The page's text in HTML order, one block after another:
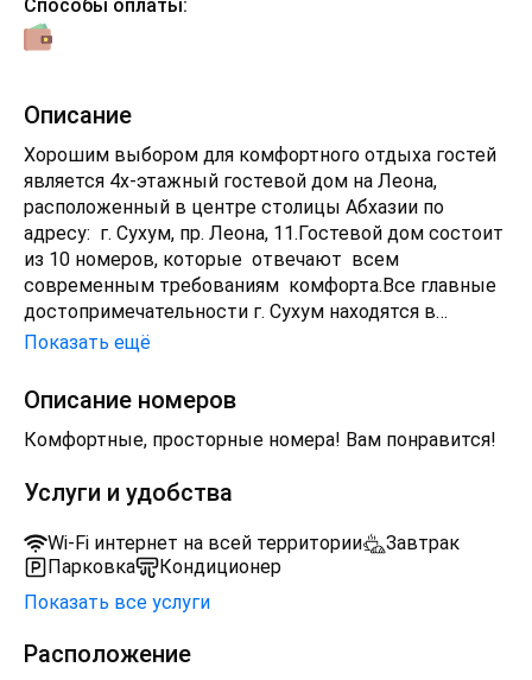
Способы оплаты:
Описание
Хорошим выбором для комфортного отдыха гостей
является 4х-этажный гостевой дом на Леона,
расположенный в центре столицы Абхазии по
адресу: г. Сухум, пр. Леона, 11.Гостевой дом состоит
из 10 номеров, которые отвечают всем
современным требованиям комфорта.Все главные
достопримечательности г. Сухум находятся в
шаговой доступности от гостевого дома. А также, в
рестораны, кафе, столовые, традиционные
абхазские апацхи, где гости могут почувствовать
настоящий колорит кавказской кухни. для наших
обьекта и экскурсии в любую точку Абхазии.
Показать ещё
Описание номеров
Комфортные, просторные номера! Вам понравится!
Услуги и удобства
Wi-Fi интернет на всей территории
Завтрак
Парковка
Кондиционер
Показать все услуги
Расположение